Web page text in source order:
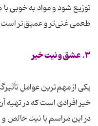
توزیع شود و مواد به خوبی
طعمی غنی‌تر و عمیق‌تر
۳. عشق و نیت خیر
یکی از مهم‌ترین عوامل
خیر افرادی است که در تهیه
در این مراسم با نیت خالص